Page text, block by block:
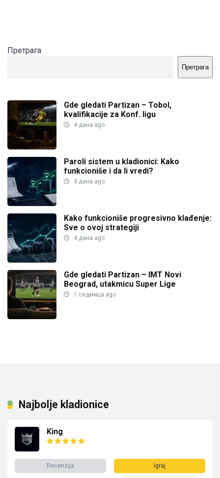
Претрага
Претрага
Gde gledati Partizan – Tobol,
kvalifikacije za Konf. ligu
4 дана ago
Paroli sistem u kladionici: Kako
funkcioniše i da li vredi?
4 дана ago
Kako funkcioniše progresivno klađenje:
Sve o ovoj strategiji
4 дана ago
Gde gledati Partizan – IMT Novi
Beograd, utakmicu Super Lige
1 седмица ago
Najbolje kladionice
King
Recenzija Igraj